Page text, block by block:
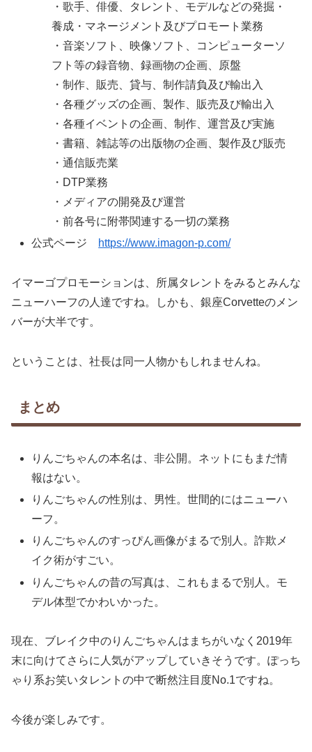
・歌手、俳優、タレント、モデルなどの発掘・
養成・マネージメント及びプロモート業務
・音楽ソフト、映像ソフト、コンピューターソ
フト等の録音物、録画物の企画、原盤
・制作、販売、貸与、制作請負及び輸出入
・各種グッズの企画、製作、販売及び輸出入
・各種イベントの企画、制作、運営及び実施
・書籍、雑誌等の出版物の企画、製作及び販売
・通信販売業
・DTP業務
・メディアの開発及び運営
・前各号に附帯関連する一切の業務
公式ページ
https://www.imagon-p.com/
イマーゴプロモーションは、所属タレントをみるとみんな
ニューハーフの人達ですね。しかも、銀座Corvetteのメン
バーが大半です。
ということは、社長は同一人物かもしれませんね。
まとめ
りんごちゃんの本名は、非公開。ネットにもまだ情
報はない。
りんごちゃんの性別は、男性。世間的にはニューハ
ーフ。
りんごちゃんのすっぴん画像がまるで別人。詐欺メ
イク術がすごい。
りんごちゃんの昔の写真は、これもまるで別人。モ
デル体型でかわいかった。
現在、ブレイク中のりんごちゃんはまちがいなく2019年
末に向けてさらに人気がアップしていきそうです。ぽっち
ゃり系お笑いタレントの中で断然注目度No.1ですね。
今後が楽しみです。